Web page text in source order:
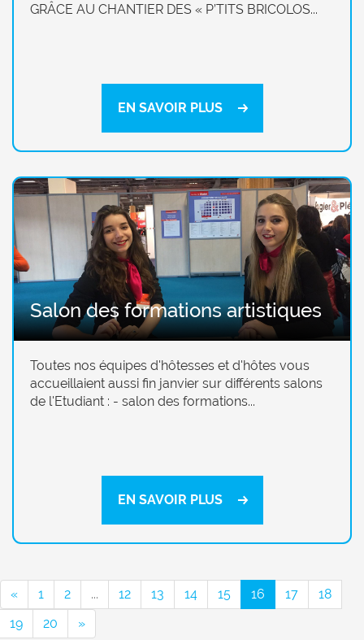
GRÂCE AU CHANTIER DES « P’TITS BRICOLOS...
EN SAVOIR PLUS
Salon des formations artistiques
Toutes nos équipes d'hôtesses et d'hôtes vous
accueillaient aussi fin janvier sur différents salons
de l'Etudiant : - salon des formations...
EN SAVOIR PLUS
« 1 2 ... 12 13 14 15 16 17
18
19
20 »